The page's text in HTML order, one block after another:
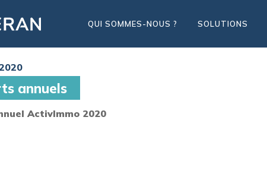
QUI SOMMES-NOUS ? SOLUTIONS
annuels
ActivImmo 2020